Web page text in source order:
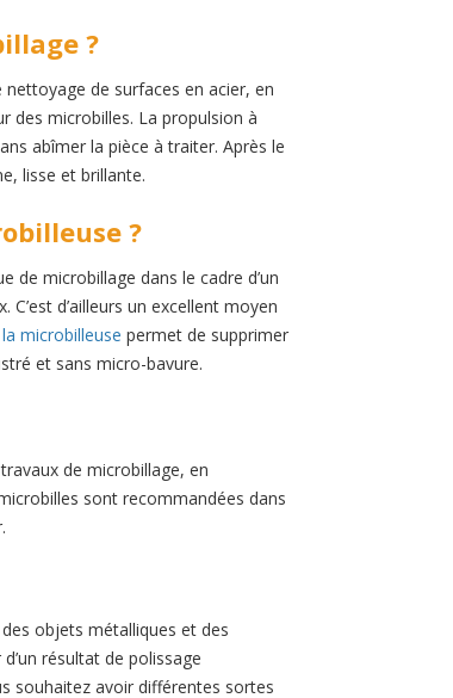
?
de surfaces en acier, en
des microbilles. La propulsion à
abîmer la pièce à traiter. Après le
lisse et brillante.
?
de microbillage dans le cadre d’un
d’ailleurs un excellent moyen
la microbilleuse permet de supprimer
et sans micro-bavure.
de microbillage, en
sont recommandées dans
objets métalliques et des
résultat de polissage
souhaitez avoir différentes sortes